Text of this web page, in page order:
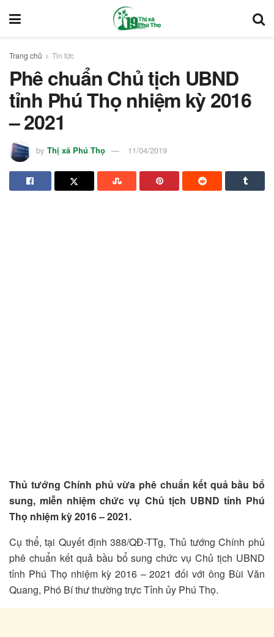
Trang chủ Tin tức
Phê chuẩn Chủ tịch UBND
tỉnh Phú Thọ nhiệm kỳ 2016
– 2021
by Thị xã Phú Thọ 11/04/2019
Thủ tướng Chính phủ vừa phê chuẩn kết quả bầu bổ
sung, miễn nhiệm chức vụ Chủ tịch UBND tỉnh Phú
Thọ nhiệm kỳ 2016 – 2021.
Cụ thể, tại Quyết định 388/QĐ-TTg, Thủ tướng Chính phủ
phê chuẩn kết quả bầu bổ sung chức vụ Chủ tịch UBND
tỉnh Phú Thọ nhiệm kỳ 2016 – 2021 đối với ông Bùi Văn
Quang, Phó Bí thư thường trực Tỉnh ủy Phú Thọ.